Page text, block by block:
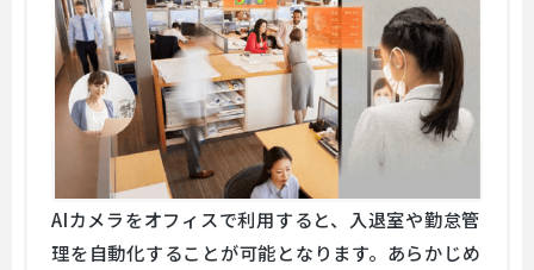
AIカメラをオフィスで利用すると、入退室や勤怠管
理を自動化することが可能となります。あらかじめ